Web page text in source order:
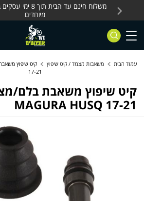
Skip to Content
Contact Us
כלים חשמליים
משלוח חינם עד הבית
מיוחדים
עמוד הבית משאבות מצמד / קיט שיפוץ
17-21
קיט שיפוץ משאבת בלם/
MAGURA HUSQ 17-21